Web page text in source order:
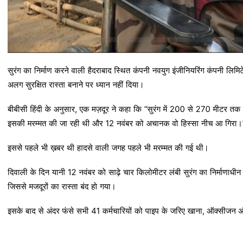
सुरंग का निर्माण करने वाली हैदराबाद स्थित कंपनी नवयुग इंजीनियरिंग कंपनी
अलग सुरक्षित रास्ता बनाने पर ध्यान नहीं दिया।
बीबीसी हिंदी के अनुसार, एक मज़दूर ने कहा कि “सुरंग में 200 से 270 मीटर
इसकी मरम्मत की जा रही थी और 12 नवंबर को अचानक वो हिस्सा नीच आ
इससे पहले भी ख़बर थी हादसे वाली जगह पहले भी मरम्मत की गई थी।
दिवाली के दिन यानी 12 नवंबर को साढ़े चार किलोमीटर लंबी सुरंग का
जिससे मजदूरों का रास्ता बंद हो गया।
इसके बाद से अंदर फंसे सभी 41 कर्मचारियों को पाइप के जरिए खाना, ऑक्सीजन